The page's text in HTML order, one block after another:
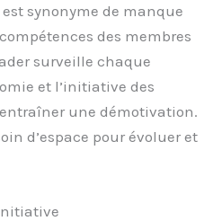
synonyme de manque
des membres
surveille chaque
et l’initiative des
une démotivation.
d’espace pour évoluer et